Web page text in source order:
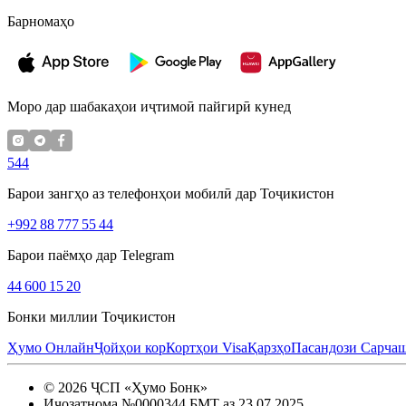
Барномаҳо
Моро дар шабакаҳои иҷтимоӣ пайгирӣ кунед
544
Барои зангҳо аз телефонҳои мобилӣ дар Тоҷикистон
+992 88 777 55 44
Барои паёмҳо дар Telegram
44 600 15 20
Бонки миллии Тоҷикистон
Ҳумо ОнлайнҶойҳои корКортҳои VisaҚарзҳоПасандози
© 2026 ҶСП «Ҳумо Бонк»